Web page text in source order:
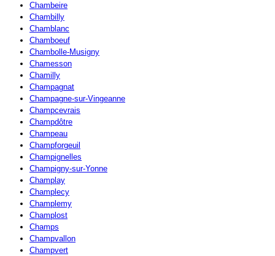
Chambeire
Chambilly
Chamblanc
Chamboeuf
Chambolle-Musigny
Chamesson
Chamilly
Champagnat
Champagne-sur-Vingeanne
Champcevrais
Champdôtre
Champeau
Champforgeuil
Champignelles
Champigny-sur-Yonne
Champlay
Champlecy
Champlemy
Champlost
Champs
Champvallon
Champvert